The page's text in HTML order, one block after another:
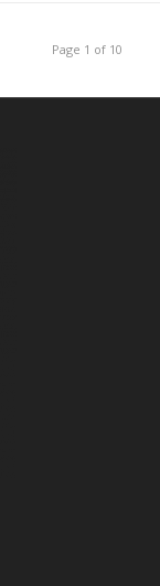
Page 1 of 10